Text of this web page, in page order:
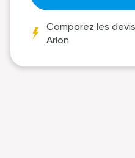
Comparez les
Arlon